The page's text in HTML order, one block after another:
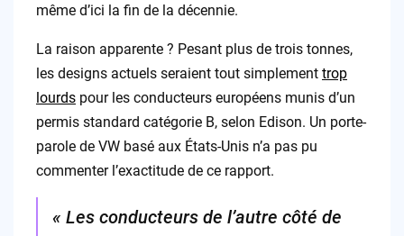
même d’ici la fin de la décennie.
La raison apparente ? Pesant plus de trois tonnes,
les designs actuels seraient tout simplement trop
lourdspour les conducteurs européens munis d’un
permis standard catégorie B, selon Edison. Un porte-
parole de VW basé aux États-Unis n’a pas pu
commenter l’exactitude de ce rapport.
« Les conducteurs de l’autre côté de